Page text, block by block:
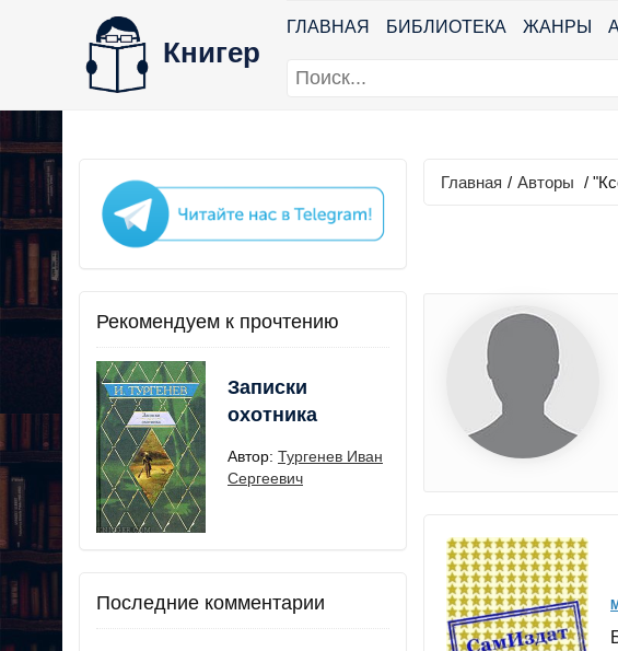
Книгер
ГЛАВНАЯ БИБЛИОТЕКА ЖАНРЫ
Рекомендуем к прочтению
Записки
охотника
Автор: Тургенев Иван
Сергеевич
Последние комментарии
Главная / Авторы /